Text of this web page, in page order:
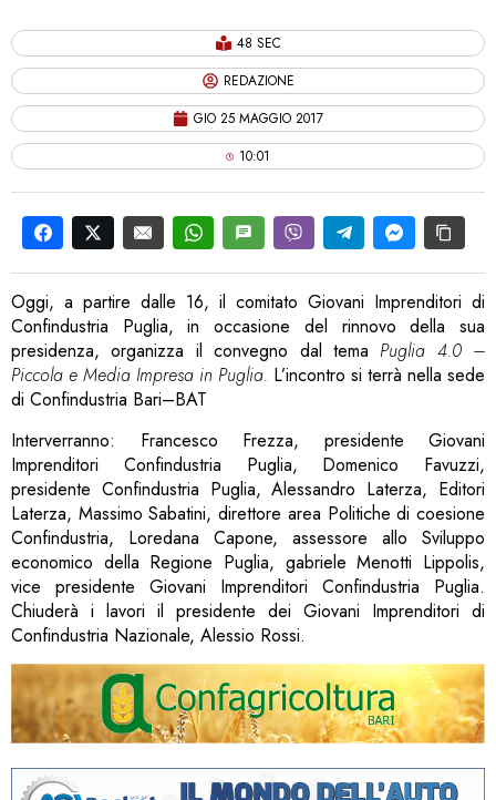
48 SEC
REDAZIONE
GIO 25 MAGGIO 2017
10:01
Oggi, a partire dalle 16, il comitato Giovani Imprenditori di
Confindustria Puglia, in occasione del rinnovo della sua
presidenza, organizza il convegno dal tema Puglia 4.0 –
Piccola e Media Impresa in Puglia. L’incontro si terrà nella sede
di Confindustria Bari–BAT
Interverranno: Francesco Frezza, presidente Giovani
Imprenditori Confindustria Puglia, Domenico Favuzzi,
presidente Confindustria Puglia, Alessandro Laterza, Editori
Laterza, Massimo Sabatini, direttore area Politiche di coesione
Confindustria, Loredana Capone, assessore allo Sviluppo
economico della Regione Puglia, gabriele Menotti Lippolis,
vice presidente Giovani Imprenditori Confindustria Puglia.
Chiuderà i lavori il presidente dei Giovani Imprenditori di
Confindustria Nazionale, Alessio Rossi.